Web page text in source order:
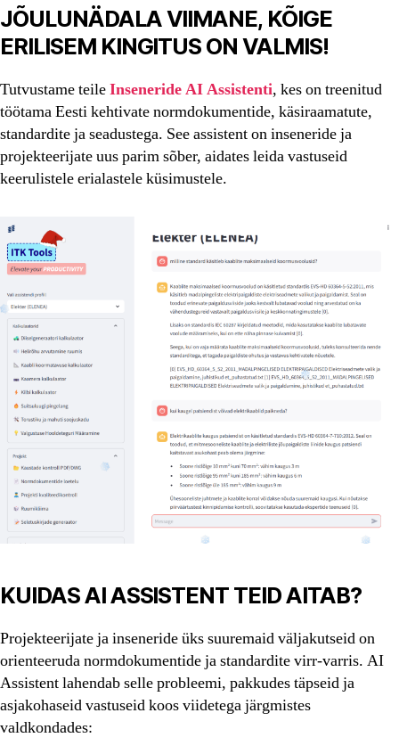
JÕULUNÄDALA VIIMANE, KÕIGE
ERILISEM KINGITUS ON VALMIS!
Tutvustame teileInseneride AI Assistenti, kes on treenitud
töötama Eesti kehtivate normdokumentide, käsiraamatute,
standardite ja seadustega. See assistent on inseneride ja
projekteerijate uus parim sõber, aidates leida vastuseid
keerulistele erialastele küsimustele.
KUIDAS AI ASSISTENT TEID AITAB?
Projekteerijate ja inseneride üks suuremaid väljakutseid on
orienteeruda normdokumentide ja standardite virr-varris. AI
Assistent lahendab selle probleemi, pakkudes täpseid ja
asjakohaseid vastuseid koos viidetega järgmistes
valdkondades: